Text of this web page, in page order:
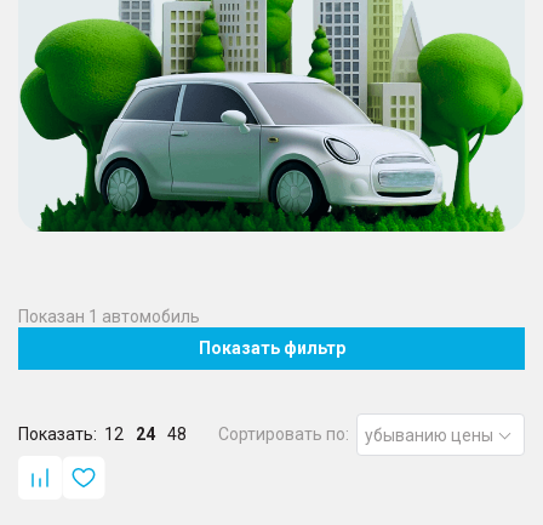
Показан 1 автомобиль
Показать фильтр
Показать: 12 24 48 Сортировать по: убыванию цены